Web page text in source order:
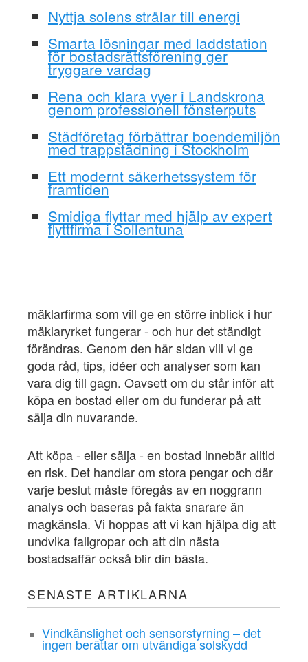
Nyttja solens strålar till energi
Smarta lösningar med laddstation
för bostadsrättsförening ger
tryggare vardag
Rena och klara vyer i Landskrona
genom professionell fönsterputs
Städföretag förbättrar boendemiljön
med trappstädning i Stockholm
Ett modernt säkerhetssystem för
framtiden
Smidiga flyttar med hjälp av expert
flyttfirma i Sollentuna
mäklarfirma som vill ge en större inblick i hur
mäklaryrket fungerar - och hur det ständigt
förändras. Genom den här sidan vill vi ge
goda råd, tips, idéer och analyser som kan
vara dig till gagn. Oavsett om du står inför att
köpa en bostad eller om du funderar på att
sälja din nuvarande.
Att köpa - eller sälja - en bostad innebär alltid
en risk. Det handlar om stora pengar och där
varje beslut måste föregås av en noggrann
analys och baseras på fakta snarare än
magkänsla. Vi hoppas att vi kan hjälpa dig att
undvika fallgropar och att din nästa
bostadsaffär också blir din bästa.
SENASTE ARTIKLARNA
Vindkänslighet och sensorstyrning – det
ingen berättar om utvändiga solskydd